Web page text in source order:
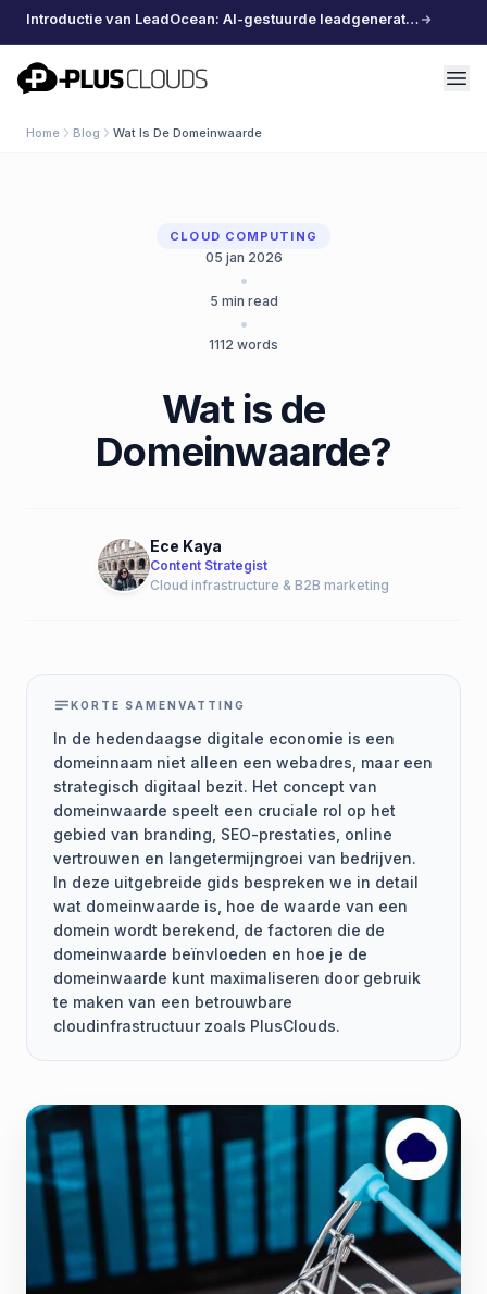
Introductie van LeadOcean: AI-gestuurde leadgeneratie, samengestelde data, moeiteloos schalen
PlusClouds
Home Blog Wat Is De Domeinwaarde
CLOUD COMPUTING
05 jan 2026
•
5 min read
•
1112 words
Wat is de
Domeinwaarde?
Ece Kaya
Content Strategist
Cloud infrastructure & B2B marketing
KORTE SAMENVATTING
In de hedendaagse digitale economie is een
domeinnaam niet alleen een webadres, maar een
strategisch digitaal bezit. Het concept van
domeinwaarde speelt een cruciale rol op het
gebied van branding, SEO-prestaties, online
vertrouwen en langetermijngroei van bedrijven.
In deze uitgebreide gids bespreken we in detail
wat domeinwaarde is, hoe de waarde van een
domein wordt berekend, de factoren die de
domeinwaarde beïnvloeden en hoe je de
domeinwaarde kunt maximaliseren door gebruik
te maken van een betrouwbare
cloudinfrastructuur zoals PlusClouds.